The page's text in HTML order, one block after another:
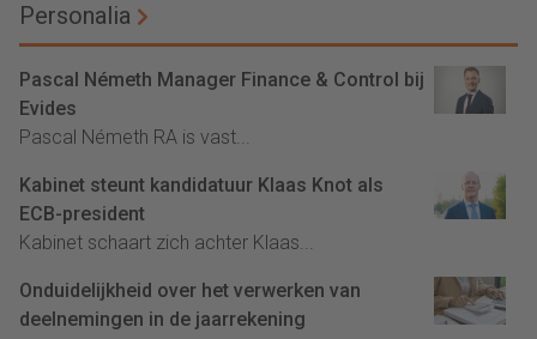
Personalia
Pascal Németh Manager Finance & Control bij
Evides
Pascal Németh RA is vast...
Kabinet steunt kandidatuur Klaas Knot als
ECB-president
Kabinet schaart zich achter Klaas...
Onduidelijkheid over het verwerken van
deelnemingen in de jaarrekening